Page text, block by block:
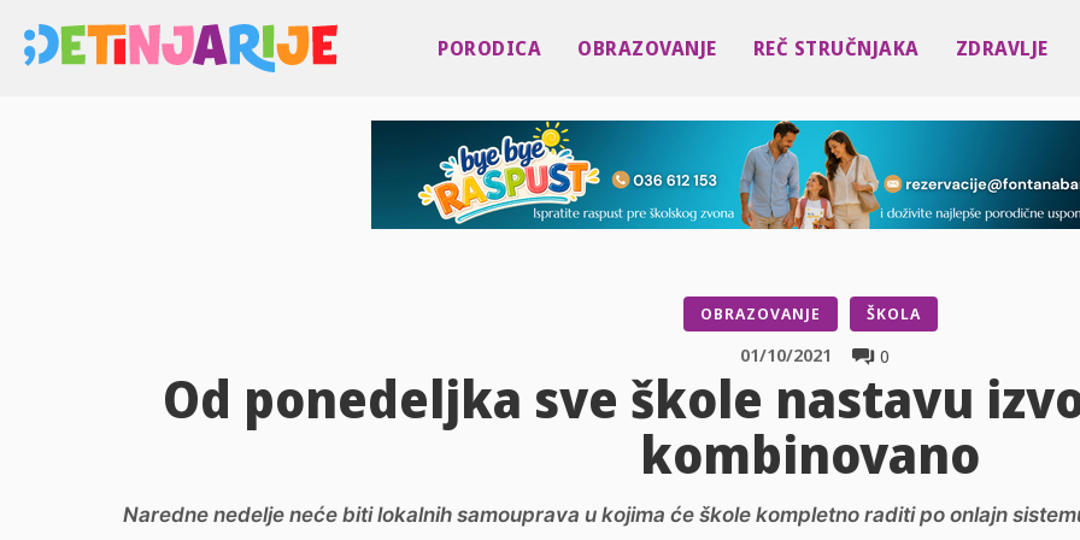
PORODICA OBRAZOVANJE REČ STRUČNJAKA ZDRAVLJE
OBRAZOVANJE ŠKOLA
0
01/10/2021
Od ponedeljka sve škole nastavu
kombinovano
Naredne nedelje neće biti lokalnih samouprava u kojima će škole kompletno raditi po onlajn